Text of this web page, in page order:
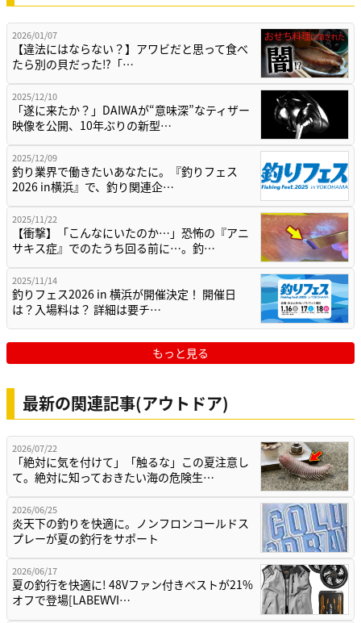
2026/01/07
【違法にはならない？】アワビだと思って食べ
たら別の貝だった⁉「…
2025/12/10
「遂に来たか？」DAIWAが“意味深”なティザー
映像を公開、10年ぶりの新型…
2025/12/09
釣り業界で働きたいあなたに。『釣りフェス
2026 in横浜』で、釣り関連企…
2025/11/22
【衝撃】「こんなにいたのか…」恐怖の『アニ
サキス症』でのたうち回る前に…。釣…
2025/11/14
釣りフェス2026 in 横浜が開催決定！ 開催日
は？入場料は？ 詳細は要チ…
もっと見る
最新の関連記事(アウトドア)
2026/07/22
「絶対に気を付けて」「触るな」この夏注意し
て。絶対に知っておきたい海の危険生…
2026/06/25
炎天下の釣りを快適に。ノンフロンコールドス
プレーが夏の釣行をサポート
2026/06/17
夏の釣行を快適に! 48Vファン付きベストが21%
オフで登場[LABEWVI…